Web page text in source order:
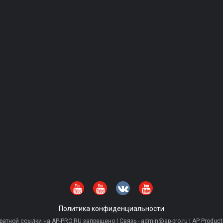
Политика конфиденциальности
ссылки на AP-PRO.RU запрещено | Связь - admin@ap-pro.ru | AP